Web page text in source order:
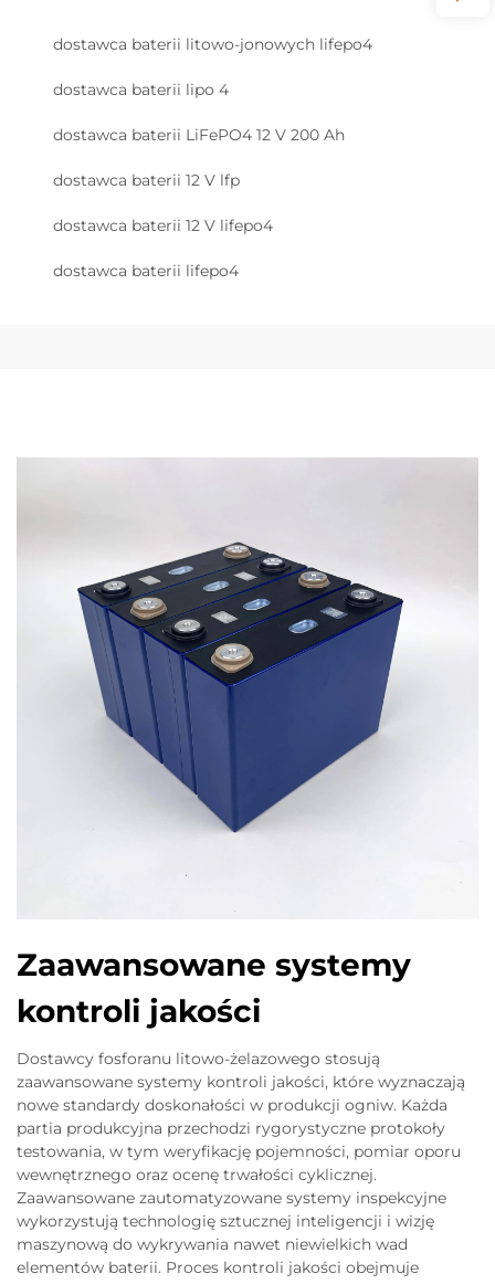
dostawca baterii litowo-jonowych lifepo4
dostawca baterii lipo 4
dostawca baterii LiFePO4 12 V 200 Ah
dostawca baterii 12 V lfp
dostawca baterii 12 V lifepo4
dostawca baterii lifepo4
Zaawansowane systemy
kontroli jakości
Dostawcy fosforanu litowo-żelazowego stosują
zaawansowane systemy kontroli jakości, które wyznaczają
nowe standardy doskonałości w produkcji ogniw. Każda
partia produkcyjna przechodzi rygorystyczne protokoły
testowania, w tym weryfikację pojemności, pomiar oporu
wewnętrznego oraz ocenę trwałości cyklicznej.
Zaawansowane zautomatyzowane systemy inspekcyjne
wykorzystują technologię sztucznej inteligencji i wizję
maszynową do wykrywania nawet niewielkich wad
elementów baterii. Proces kontroli jakości obejmuje